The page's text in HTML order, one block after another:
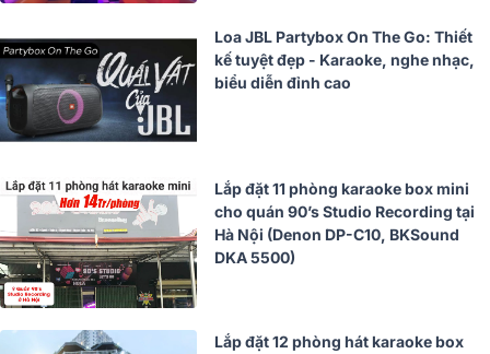
Loa JBL Partybox On The Go: Thiết
kế tuyệt đẹp - Karaoke, nghe nhạc,
biểu diễn đỉnh cao
Lắp đặt 11 phòng karaoke box mini
cho quán 90’s Studio Recording tại
Hà Nội (Denon DP-C10, BKSound
DKA 5500)
Lắp đặt 12 phòng hát karaoke box